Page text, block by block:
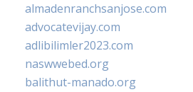
almadenranchsanjose.com
advocatevijay.com
adlibilimler2023.com
naswwebed.org
balithut-manado.org